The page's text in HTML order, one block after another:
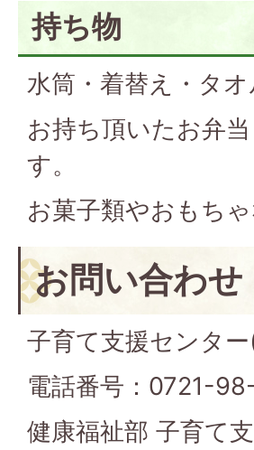
持ち物
水筒・着替え・タ
お持ち頂いたお弁
す。
お菓子類やおもち
お問い合わせ
子育て支援センタ
電話番号：0721-
健康福祉部 子育て